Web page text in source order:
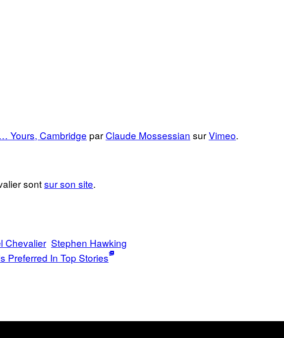
Yours, Cambridge par Claude Mossessian surVimeo.
sontsur son site.
Chevalier Stephen Hawking
Preferred In Top Stories